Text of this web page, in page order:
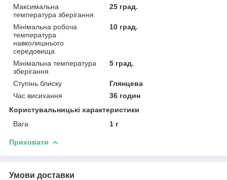
Максимальна
температура зберігання
25 град.
Мінімальна робоча
температура
навколишнього
середовища
10 град.
Мінімальна температура
зберігання
5 град.
Ступінь блиску
Глянцева
Час висихання
36 годин
Користувальницькі характеристики
Вага
1 г
Приховати
Умови доставки